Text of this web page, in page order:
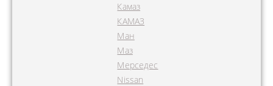
Камаз
КАМАЗ
Ман
Маз
Мерседес
Nissan